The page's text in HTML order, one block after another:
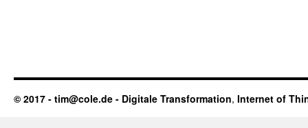
© 2017 - tim@cole.de - Digitale Transformation, Internet of